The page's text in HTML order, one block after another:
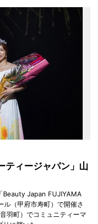
ティージャパン」山
Beauty Japan FUJIYAMA
（甲府市寿町）で開催さ
羽町）でコミュニティーマ